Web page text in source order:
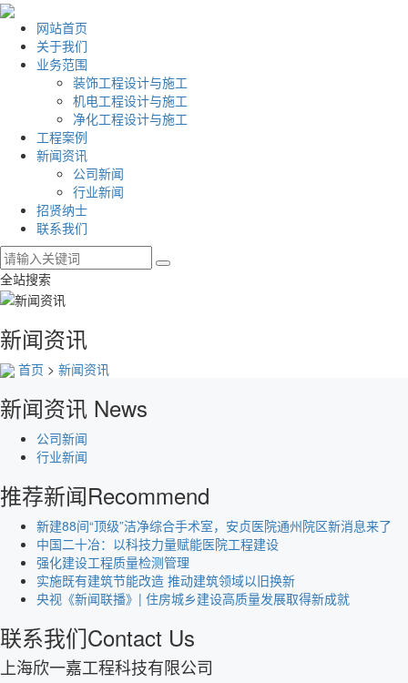
网站首页
关于我们
业务范围
装饰工程设计与施工
机电工程设计与施工
净化工程设计与施工
工程案例
新闻资讯
公司新闻
行业新闻
招贤纳士
联系我们
全站搜索
新闻资讯
首页 > 新闻资讯
新闻资讯 News
公司新闻
行业新闻
推荐新闻Recommend
新建88间“顶级”洁净综合手术室，安贞医院通州院区新消息来了
中国二十冶：以科技力量赋能医院工程建设
强化建设工程质量检测管理
实施既有建筑节能改造 推动建筑领域以旧换新
央视《新闻联播》| 住房城乡建设高质量发展取得新成就
联系我们Contact Us
上海欣一嘉工程科技有限公司